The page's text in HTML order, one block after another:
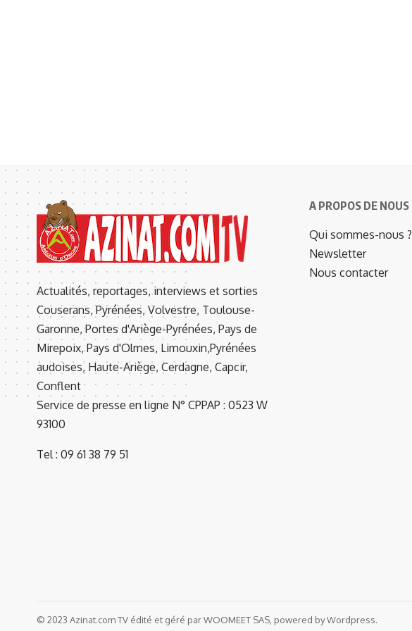
Actualités, reportages, interviews et sorties
Couserans, Pyrénées, Volvestre, Toulouse-
Garonne, Portes d'Ariège-Pyrénées, Pays de
Mirepoix, Pays d'Olmes, Limouxin,Pyrénées
audoises, Haute-Ariège, Cerdagne, Capcir,
Conflent
Service de presse en ligne N° CPPAP : 0523 W
93100
Tel : 09 61 38 79 51
A PROPOS DE NOUS
Qui sommes-nous ?
Newsletter
Nous contacter
© 2023 Azinat.com TV édité et géré par WOOMEET SAS, powered by Wordpress.